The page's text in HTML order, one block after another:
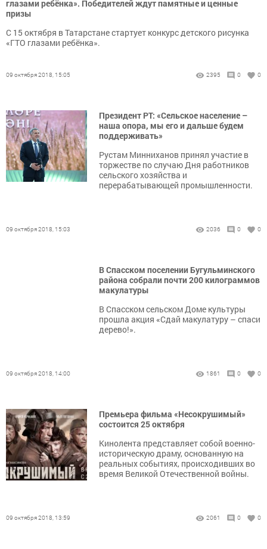
глазами ребёнка». Победителей ждут памятные и ценные
призы
С 15 октября в Татарстане стартует конкурс детского рисунка
«ГТО глазами ребёнка».
09 октября 2018, 15:05 2395 0 0
Президент РТ: «Сельское население –
наша опора, мы его и дальше будем
поддерживать»
Рустам Минниханов принял участие в
торжестве по случаю Дня работников
сельского хозяйства и
перерабатывающей промышленности.
09 октября 2018, 15:03 2036 0 0
В Спасском поселении Бугульминского
района собрали почти 200 килограммов
макулатуры
В Спасском сельском Доме культуры
прошла акция «Сдай макулатуру – спаси
дерево!».
09 октября 2018, 14:00 1861 0 0
Премьера фильма «Несокрушимый»
состоится 25 октября
Кинолента представляет собой военно-
историческую драму, основанную на
реальных событиях, происходивших во
время Великой Отечественной войны.
09 октября 2018, 13:59 2061 0 0